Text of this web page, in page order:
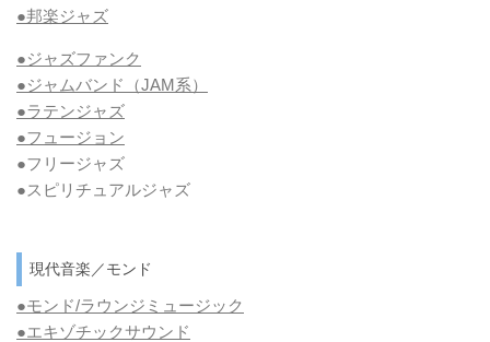
●邦楽ジャズ
●ジャズファンク
●ジャムバンド（JAM系）
●ラテンジャズ
●フュージョン
●フリージャズ
●スピリチュアルジャズ
現代音楽／モンド
●モンド/ラウンジミュージック
●エキゾチックサウンド